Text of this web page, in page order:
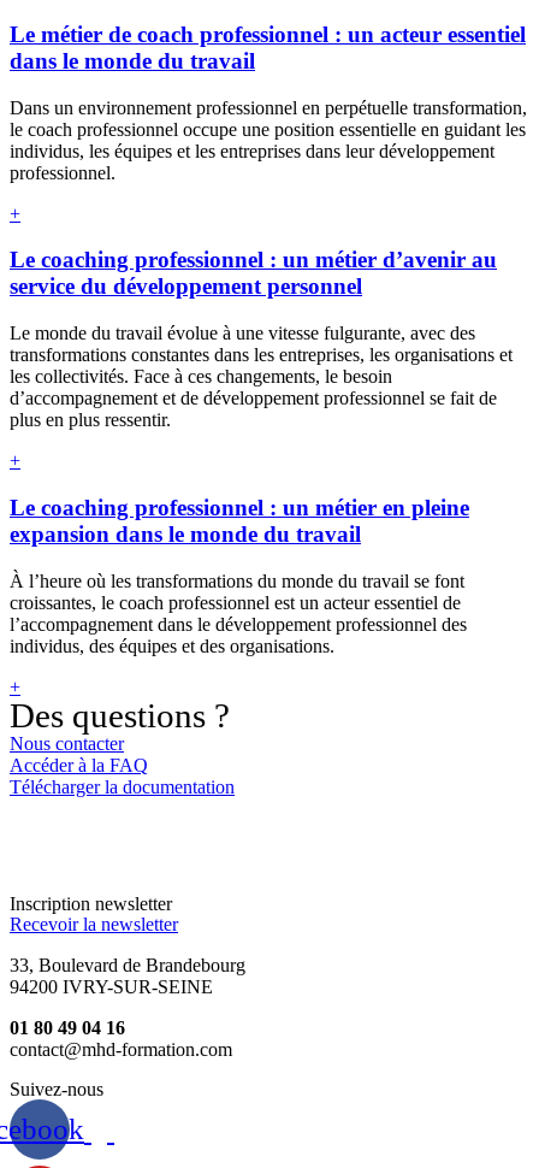
Le métier de coach professionnel : un acteur essentiel
dans le monde du travail
Dans un environnement professionnel en perpétuelle transformation,
le coach professionnel occupe une position essentielle en guidant les
individus, les équipes et les entreprises dans leur développement
professionnel.
+
Le coaching professionnel : un métier d’avenir au
service du développement personnel
Le monde du travail évolue à une vitesse fulgurante, avec des
transformations constantes dans les entreprises, les organisations et
les collectivités. Face à ces changements, le besoin
d’accompagnement et de développement professionnel se fait de
plus en plus ressentir.
+
Le coaching professionnel : un métier en pleine
expansion dans le monde du travail
À l’heure où les transformations du monde du travail se font
croissantes, le coach professionnel est un acteur essentiel de
l’accompagnement dans le développement professionnel des
individus, des équipes et des organisations.
+
Des questions ?
Nous contacter
Accéder à la FAQ
Télécharger la documentation
Inscription newsletter
Recevoir la newsletter
33, Boulevard de Brandebourg
94200 IVRY-SUR-SEINE
01 80 49 04 16
contact@mhd-formation.com
Suivez-nous